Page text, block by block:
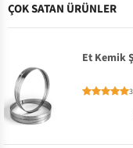
ÇOK SATAN ÜRÜNLER
Et Kemik